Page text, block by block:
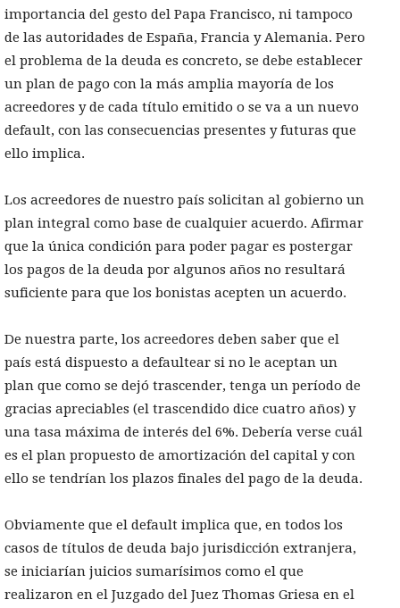
importancia del gesto del Papa Francisco, ni tampoco
de las autoridades de España, Francia y Alemania. Pero
el problema de la deuda es concreto, se debe establecer
un plan de pago con la más amplia mayoría de los
acreedores y de cada título emitido o se va a un nuevo
default, con las consecuencias presentes y futuras que
ello implica.
Los acreedores de nuestro país solicitan al gobierno un
plan integral como base de cualquier acuerdo. Afirmar
que la única condición para poder pagar es postergar
los pagos de la deuda por algunos años no resultará
suficiente para que los bonistas acepten un acuerdo.
De nuestra parte, los acreedores deben saber que el
país está dispuesto a defaultear si no le aceptan un
plan que como se dejó trascender, tenga un período de
gracias apreciables (el trascendido dice cuatro años) y
una tasa máxima de interés del 6%. Debería verse cuál
es el plan propuesto de amortización del capital y con
ello se tendrían los plazos finales del pago de la deuda.
Obviamente que el default implica que, en todos los
casos de títulos de deuda bajo jurisdicción extranjera,
se iniciarían juicios sumarísimos como el que
realizaron en el Juzgado del Juez Thomas Griesa en el